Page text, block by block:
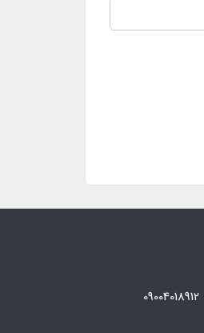
02166174496 09004018912